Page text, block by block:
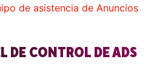
de asistencia de Anuncios
DE CONTROL DE ADS